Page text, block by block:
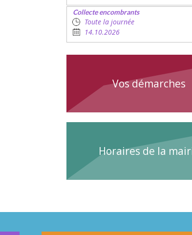
Collecte encombrants
Toute la journée
14.10.2026
Vos démarches
Horaires de la